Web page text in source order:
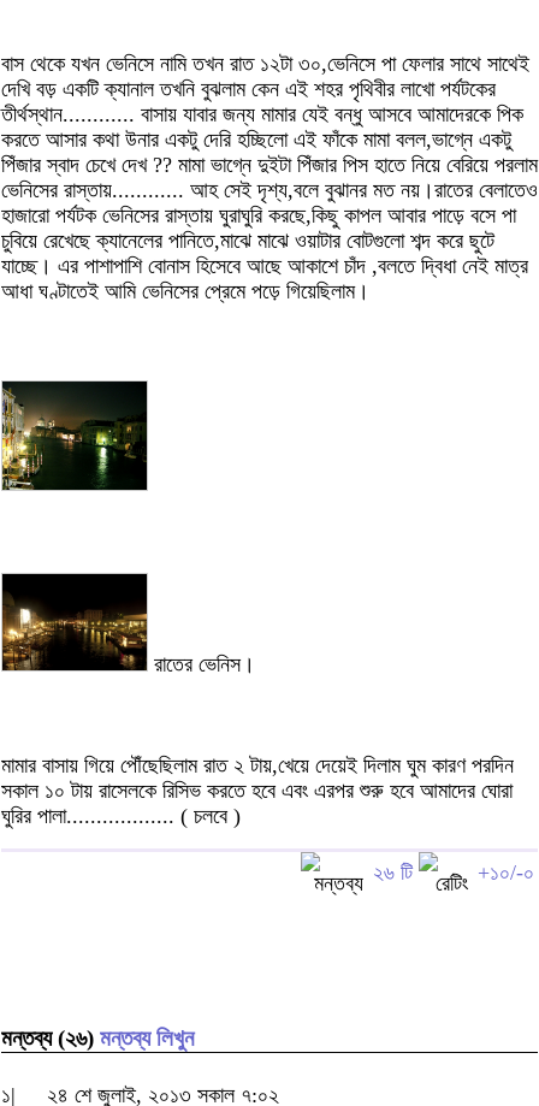
বাস থেকে যখন ভেনিসে নামি তখন রাত ১২টা ৩০,ভেনিসে পা ফেলার সাথে সাথেই
দেখি বড় একটি ক্যানাল তখনি বুঝলাম কেন এই শহর পৃথিবীর লাখো পর্যটকের
তীর্থস্থান............ বাসায় যাবার জন্য মামার যেই বন্ধু আসবে আমাদেরকে পিক
করতে আসার কথা উনার একটু দেরি হচ্ছিলো এই ফাঁকে মামা বলল,ভাগ্নে একটু
পিঁজার স্বাদ চেখে দেখ ?? মামা ভাগ্নে দুইটা পিঁজার পিস হাতে নিয়ে বেরিয়ে পরলাম
ভেনিসের রাস্তায়............ আহ সেই দৃশ্য,বলে বুঝানর মত নয়।রাতের বেলাতেও
হাজারো পর্যটক ভেনিসের রাস্তায় ঘুরাঘুরি করছে,কিছু কাপল আবার পাড়ে বসে পা
চুবিয়ে রেখেছে ক্যানেলের পানিতে,মাঝে মাঝে ওয়াটার বোটগুলো শব্দ করে ছুটে
যাচ্ছে। এর পাশাপাশি বোনাস হিসেবে আছে আকাশে চাঁদ ,বলতে দ্বিধা নেই মাত্র
আধা ঘণ্টাতেই আমি ভেনিসের প্রেমে পড়ে গিয়েছিলাম।
রাতের ভেনিস।
মামার বাসায় গিয়ে পৌঁছেছিলাম রাত ২ টায়,খেয়ে দেয়েই দিলাম ঘুম কারণ পরদিন
সকাল ১০ টায় রাসেলকে রিসিভ করতে হবে এবং এরপর শুরু হবে আমাদের ঘোরা
ঘুরির পালা.................. ( চলবে )
২৬ টি +১০/-০
মন্তব্য (২৬) মন্তব্য লিখুন
১| ২৪ শে জুলাই, ২০১৩ সকাল ৭:০২